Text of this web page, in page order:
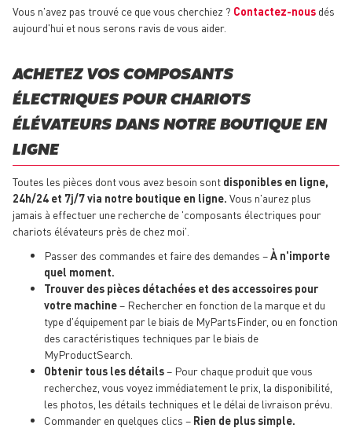
Vous n'avez pas trouvé ce que vous cherchiez ? Contactez-nous dés
aujourd'hui et nous serons ravis de vous aider.
ACHETEZ VOS COMPOSANTS
ÉLECTRIQUES POUR CHARIOTS
ÉLÉVATEURS DANS NOTRE BOUTIQUE EN
LIGNE
Toutes les pièces dont vous avez besoin sont disponibles en ligne,
24h/24 et 7j/7 via notre boutique en ligne. Vous n'aurez plus
jamais à effectuer une recherche de 'composants électriques pour
chariots élévateurs près de chez moi'.
Passer des commandes et faire des demandes –À n'importe
quel moment.
Trouver des pièces détachées et des accessoires pour
votre machine– Rechercher en fonction de la marque et du
type d'équipement par le biais de MyPartsFinder, ou en fonction
des caractéristiques techniques par le biais de
MyProductSearch.
Obtenir tous les détails– Pour chaque produit que vous
recherchez, vous voyez immédiatement le prix, la disponibilité,
les photos, les détails techniques et le délai de livraison prévu.
Commander en quelques clics – Rien de plus simple.